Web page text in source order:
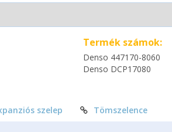
Termék számok:
Denso 447170-8060
Denso DCP17080
szelep Tömszelence